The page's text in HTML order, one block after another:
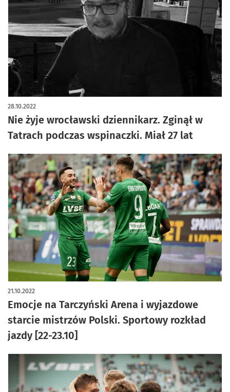
Nie żyje wrocławski dziennikarz. Zginął w
Tatrach podczas wspinaczki. Miał 27 lat
28.10.2022
Emocje na Tarczyński Arena i wyjazdowe
starcie mistrzów Polski. Sportowy rozkład
jazdy [22-23.10]
21.10.2022